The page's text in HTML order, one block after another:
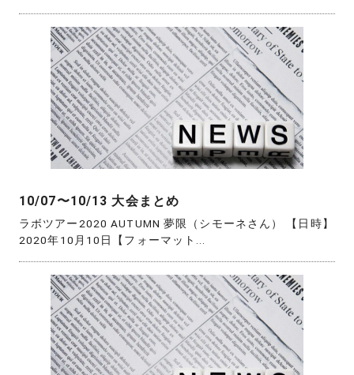
10/07〜10/13 大会まとめ
ラボツアー2020 AUTUMN 夢限（シモーネさん） 【日時】
2020年10月10日【フォーマット...